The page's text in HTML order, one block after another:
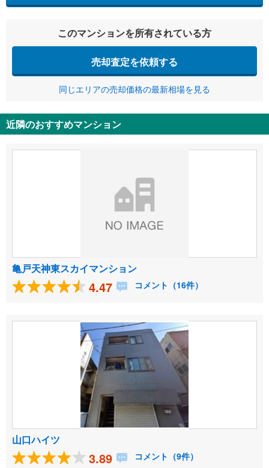
このマンションを所有されている方
売却査定を依頼する
同じエリアの売却価格の最新相場を見る
近隣のおすすめマンション
亀戸天神東スカイマンション
4.47 コメント（16件）
山口ハイツ
3.89 コメント（9件）